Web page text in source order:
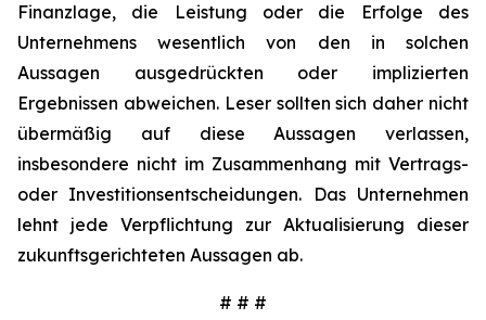
Finanzlage, die Leistung oder die Erfolge des
Unternehmens wesentlich von den in solchen
Aussagen ausgedrückten oder implizierten
Ergebnissen abweichen. Leser sollten sich daher nicht
übermäßig auf diese Aussagen verlassen,
insbesondere nicht im Zusammenhang mit Vertrags-
oder Investitionsentscheidungen. Das Unternehmen
lehnt jede Verpflichtung zur Aktualisierung dieser
zukunftsgerichteten Aussagen ab.
# # #